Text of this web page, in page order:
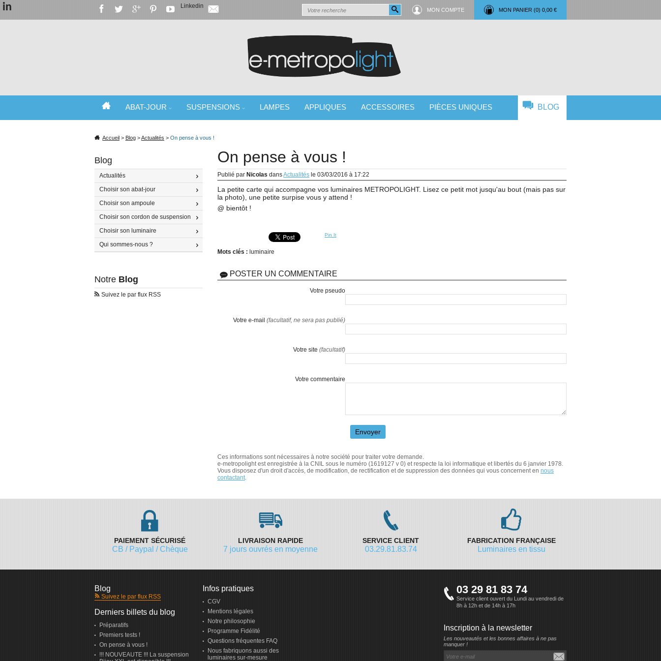
SPÉCIALISTE DE L'ABAT-JOUR ET DU LUMINAIRE
ABAT-JOUR SUSPENSIONS LAMPES APPLIQUES ACCESSOIRES PIÈCES UNIQUES BLOG
Accueil > Blog >Actualités > On pense à vous !
On pense à vous !
Publié par Nicolas dansActualités le 03/03/2016 à 17:22
La petite carte qui accompagne vos luminaires METROPOLIGHT. Lisez ce petit mot jusqu'au bout (mais pas sur
la photo), une petite surpise vous y attend !
@ bientôt !
Pin It
Mots clés : luminaire
POSTER UN COMMENTAIRE
Votre pseudo
Votre e-mail (facultatif, ne sera pas publié)
Votre site (facultatif)
Votre commentaire
Envoyer
Ces informations sont nécessaires à notre société pour traiter votre demande.
e-metropolight est enregistrée à la CNIL sous le numéro (1619127 v 0) et respecte la loi informatique et libertés du 6 janvier 1978.
Vous disposez d'un droit d'accès, de modification, de rectification et de suppression des données qui vous concernent en nous
contactant.
Blog
Actualités
Choisir son abat-jour
Choisir son ampoule
Choisir son cordon de suspension
Choisir son luminaire
Qui sommes-nous ?
Notre Blog
Suivez le par flux RSS
PAIEMENT SÉCURISÉ
CB / Paypal / Chèque
LIVRAISON RAPIDE
7 jours ouvrés en moyenne
SERVICE CLIENT
03.29.81.83.74
FABRICATION FRANÇAISE
Luminaires en tissu
Blog
Suivez le par flux RSS
Derniers billets du blog
Préparatifs
Premiers tests !
On pense à vous !
!!! NOUVEAUTE !!! La suspension
Infos pratiques
CGV
Mentions légales
Notre philosophie
Programme Fidélité
Questions fréquentes FAQ
Nous fabriquons aussi des
luminaires sur-mesure
03 29 81 83 74
Service client ouvert du Lundi au vendredi de
8h à 12h et de 14h à 17h
Inscription à la newsletter
Les nouveautés et les bonnes affaires à ne pas
manquer !
in Linkedin
MON COMPTE MON PANIER (0) 0,00 €